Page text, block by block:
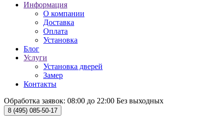
Информация
О компании
Доставка
Оплата
Установка
Блог
Услуги
Установка дверей
Замер
Контакты
Обработка заявок: 08:00 до 22:00 Без выходных
8 (495) 085-50-17